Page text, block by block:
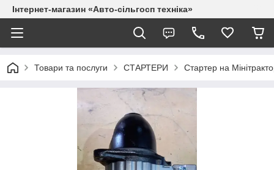
Інтернет-магазин «Авто-сільгосп техніка»
Товари та послуги СТАРТЕРИ Стартер на